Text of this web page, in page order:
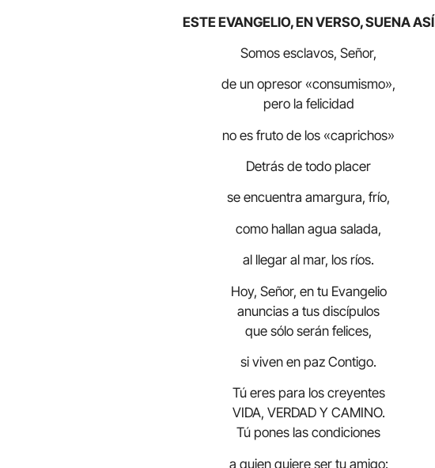
ESTE EVANGELIO, EN VERSO, SUENA ASÍ
Somos esclavos, Señor,
de un opresor «consumismo»,
pero la felicidad
no es fruto de los «caprichos»
Detrás de todo placer
se encuentra amargura, frío,
como hallan agua salada,
al llegar al mar, los ríos.
Hoy, Señor, en tu Evangelio
anuncias a tus discípulos
que sólo serán felices,
si viven en paz Contigo.
Tú eres para los creyentes
VIDA, VERDAD Y CAMINO.
Tú pones las condiciones
a quien quiere ser tu amigo: